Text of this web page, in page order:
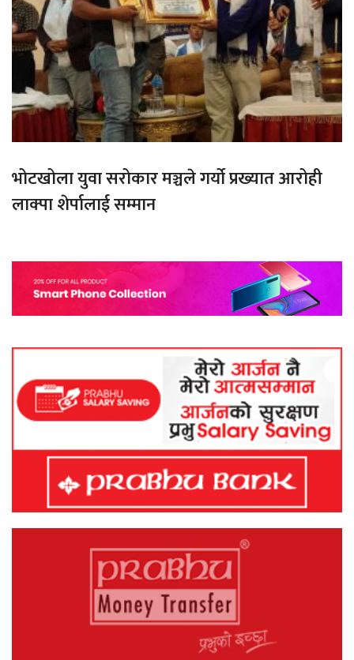
भोटखोला युवा सरोकार मञ्चले गर्यो प्रख्यात आरोही
लाक्पा शेर्पालाई सम्मान